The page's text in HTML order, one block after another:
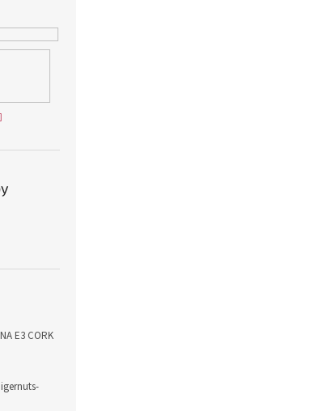
E3 CORK